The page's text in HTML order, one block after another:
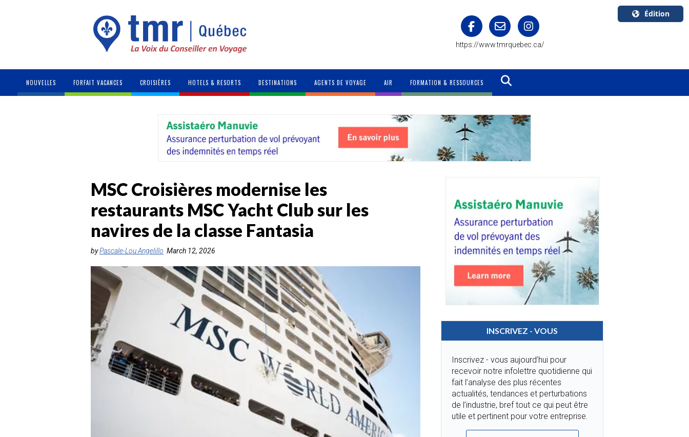
https://www.tmrquebec.ca/
Édition
Canada
NOUVELLES FORFAIT VACANCES CROISIÈRES HOTELS & RESORTS DESTINATIONS AGENTS DE VOYAGE AIR FORMATION & RESSOURCES
MSC Croisières modernise les
restaurants MSC Yacht Club sur les
navires de la classe Fantasia
byPascale-Lou Angelillo March 12, 2026
INSCRIVEZ - VOUS
Inscrivez - vous aujourd’hui pour
recevoir notre infolettre quotidienne qui
fait l’analyse des plus récentes
actualités, tendances et perturbations
de l’industrie, bref tout ce qui peut être
utile et pertinent pour votre entreprise.